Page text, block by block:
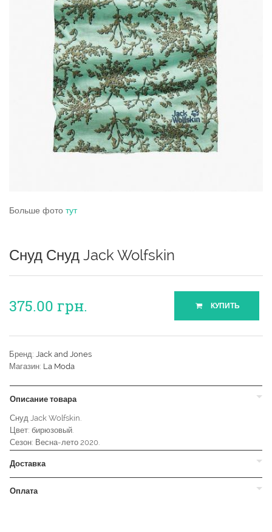
Больше фото тут
Снуд Снуд Jack Wolfskin
375.00 грн. КУПИТЬ
Бренд: Jack and Jones
Магазин: La Moda
Описание товара
Снуд Jack Wolfskin.
Цвет: бирюзовый.
Сезон: Весна-лето 2020.
Доставка
Оплата